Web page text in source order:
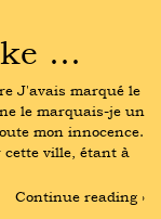
…
J'avais marqué le
le marquais-je un
mon innocence.
cette ville, étant à
Continue reading ›